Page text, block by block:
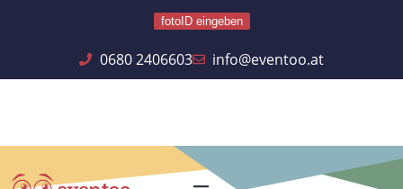
fotoID eingeben
0680 2406603 info@eventoo.at